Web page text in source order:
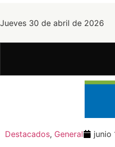
Jueves 30 de abril de 2026
Destacados, General junio